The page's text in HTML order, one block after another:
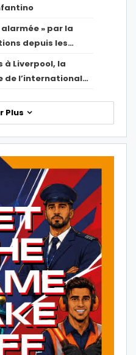
alarmée » par la
depuis les…
à Liverpool, la
de l’international…
Plus